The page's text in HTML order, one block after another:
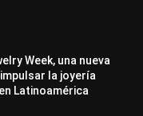
Opiniones
Perspectiva
Sin categoría
Sucesos
Más
Week, una nueva
la joyería
Latinoamérica